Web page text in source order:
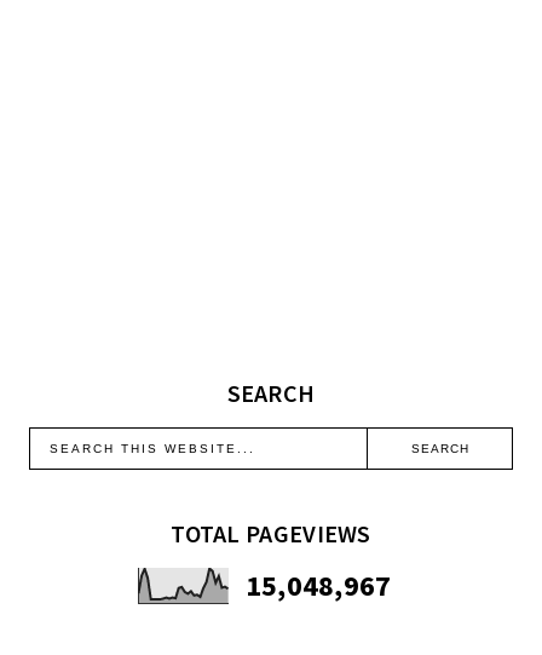
SEARCH
TOTAL PAGEVIEWS
15,048,967